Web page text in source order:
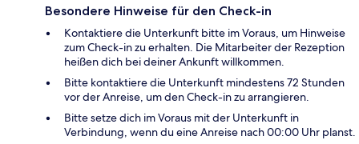
Besondere Hinweise für den Check-in
Kontaktiere die Unterkunft bitte im Voraus, um Hinweise
zum Check-in zu erhalten. Die Mitarbeiter der Rezeption
heißen dich bei deiner Ankunft willkommen.
Bitte kontaktiere die Unterkunft mindestens 72 Stunden
vor der Anreise, um den Check-in zu arrangieren.
Bitte setze dich im Voraus mit der Unterkunft in
Verbindung, wenn du eine Anreise nach 00:00 Uhr planst.